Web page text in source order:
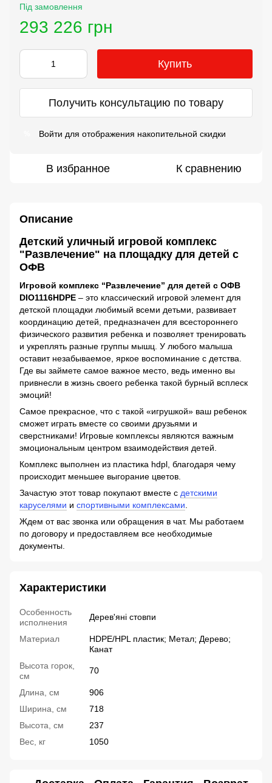
Під замовлення
293 226 грн
Купить
Получить консультацию по товару
Войти для отображения накопительной скидки
В избранное К сравнению
Описание
Детский уличный игровой комплекс
"Развлечение" на площадку для детей с
ОФВ
Игровой комплекс “Развлечение” для детей с ОФВ
DIO1116HDPE – это классический игровой элемент для
детской площадки любимый всеми детьми, развивает
координацию детей, предназначен для всестороннего
физического развития ребенка и позволяет тренировать
и укреплять разные группы мышц. У любого малыша
оставит незабываемое, яркое воспоминание с детства.
Где вы займете самое важное место, ведь именно вы
привнесли в жизнь своего ребенка такой бурный всплеск
эмоций!
Самое прекрасное, что с такой «игрушкой» ваш ребенок
сможет играть вместе со своими друзьями и
сверстниками! Игровые комплексы являются важным
эмоциональным центром взаимодействия детей.
Комплекс выполнен из пластика hdpl, благодаря чему
происходит меньшее выгорание цветов.
Зачастую этот товар покупают вместе с детскими
каруселями и спортивными комплексами
Ждем от вас звонка или обращения в чат. Мы работаем
по договору и предоставляем все необходимые
документы.
Характеристики
Особенность
исполнения
Дерев'яні стовпи
Материал
HDPE/HPL пластик; Метал; Дерево;
Канат
Высота горок,
см
70
Длина, см
906
Ширина, см
718
Высота, см
237
Вес, кг
1050